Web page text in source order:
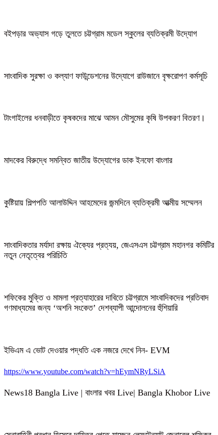
বইপড়ার অভ্যাস গড়ে তুলতে চট্টগ্রাম মডেল স্কুলের ব্যতিক্রমী উদ্যোগ
সাংবাদিক সুরক্ষা ও কল্যাণ ফাউন্ডেশনের উদ্যোগে রাউজানে বৃক্ষরোপণ কর্মসূচি
টাংগাইলের ধনবাড়ীতে কৃষকদের মাঝে আমন মৌসুমের কৃষি উপকরণ বিতরণ।
মাদকের বিরুদ্ধে সমন্বিত জাতীয় উদ্যোগের ডাক ইনফো বাংলার
কুষ্টিয়ায় শিল্পপতি আলাউদ্দিন আহমেদের জন্মদিনে ব্যতিক্রমী আত্মীয় সম্মেলন
সাংবাদিকতার মর্যাদা রক্ষায় ঐক্যের প্রত্যয়, জেএসএস চট্টগ্রাম মহানগর কমিটির
নতুন নেতৃত্বের পরিচিতি
শফিকের মুক্তি ও মামলা প্রত্যাহারের দাবিতে চট্টগ্রামে সাংবাদিকদের প্রতিবাদ
গণমাধ্যমের জন্য ‘অশনি সংকেত’ দেশব্যাপী আন্দোলনের হুঁশিয়ারি
ইভিএম এ ভোট দেওয়ার পদ্ধতি এক নজরে দেখে নিন- EVM
https://www.youtube.com/watch?v=hEymNRyLSiA
News18 Bangla Live | বাংলার খবর Live| Bangla Khobor Live